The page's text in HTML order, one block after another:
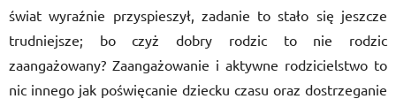
świat wyraźnie przyspieszył, zadanie to stało się jeszcze
trudniejsze; bo czyż dobry rodzic to nie rodzic
zaangażowany? Zaangażowanie i aktywne rodzicielstwo to
nic innego jak poświęcanie dziecku czasu oraz dostrzeganie